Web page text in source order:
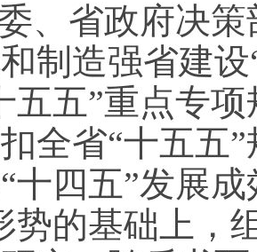
、省政府决
制造强省建
五五”重点专
全省“十五五
十四五”发展
势的基础上，